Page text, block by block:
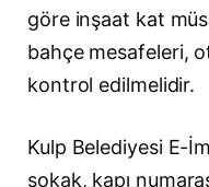
göre inşaat kat
bahçe mesafeleri,
kontrol edilmelidir.
Kulp Belediyesi E-
sokak, kapı